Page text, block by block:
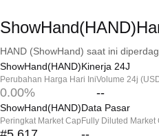
HAND (ShowHand) saat ini
ShowHand(HAND)Kinerja 24J
Perubahan Harga Hari Ini
0.00%
Volume 24j
--
ShowHand(HAND)Data Pasar
Peringkat Market Cap Fully Diluted Market